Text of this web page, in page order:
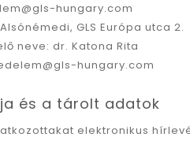
hungary.com
GLS Európa utca 2.
neve: dr. Katona Rita
hungary.com
és a tárolt adatok
elektronikus